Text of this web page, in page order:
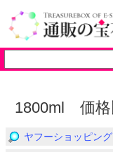
1800ml 価格
ヤフーショッピング